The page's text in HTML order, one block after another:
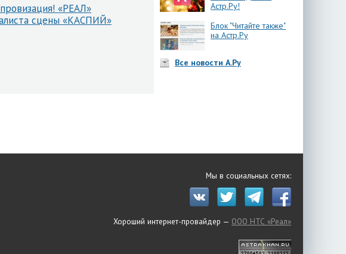
«РЕАЛ»
сцены «КАСПИЙ»
Астр.Ру!
Блок "Читайте также"
на Астр.Ру
Все новости А.Ру
Мы в социальных сетях:
Хороший интернет-провайдер — ООО НТС «Реал»